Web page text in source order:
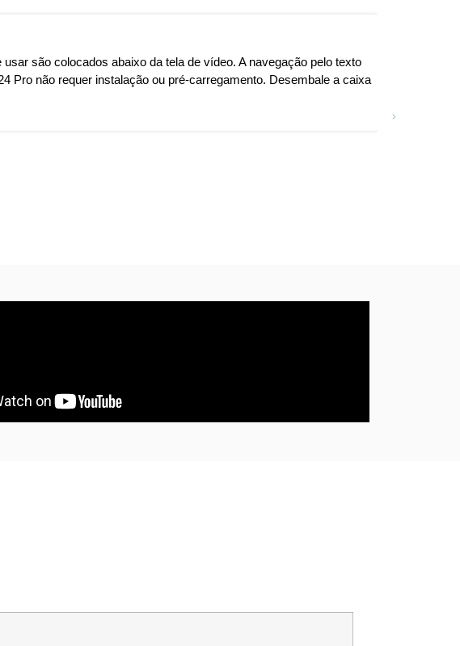
são colocados abaixo da tela de vídeo. A navegação pelo texto
Pro não requer instalação ou pré-carregamento. Desembale a caixa